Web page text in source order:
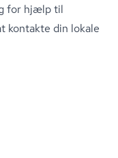
for hjælp til
kontakte din lokale